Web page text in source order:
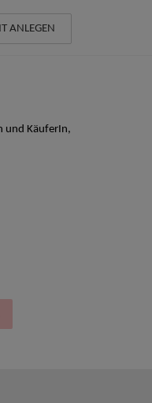
ANLEGEN
und KäuferIn,